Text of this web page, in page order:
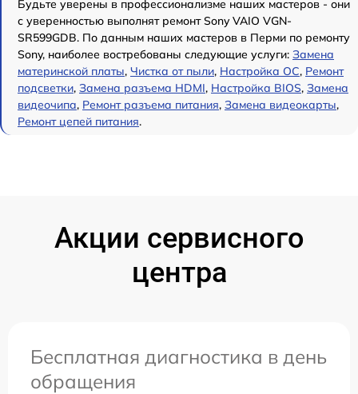
Будьте уверены в профессионализме наших мастеров - они
с уверенностью выполнят ремонт Sony VAIO VGN-
SR599GDB. По данным наших мастеров в Перми по ремонту
Sony, наиболее востребованы следующие услуги: Замена
материнской платы, Чистка от пыли, Настройка ОС, Ремонт
подсветки, Замена разъема HDMI, Настройка BIOS, Замена
видеочипа, Ремонт разъема питания, Замена видеокарты,
Ремонт цепей питания.
Акции сервисного
центра
Бесплатная диагностика в день
обращения